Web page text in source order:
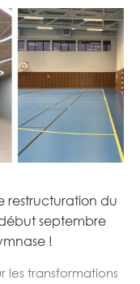
restructuration du
septembre
!
les transformations